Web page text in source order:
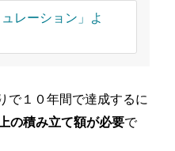
レーション」よ
で１０年間で達成するに
の積み立て額が必要で